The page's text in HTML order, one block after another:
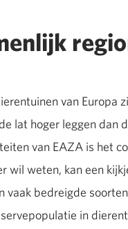
van Europa
lat hoger leggen dan
van EAZA is het
wil weten, kan een
vaak bedreigde
in